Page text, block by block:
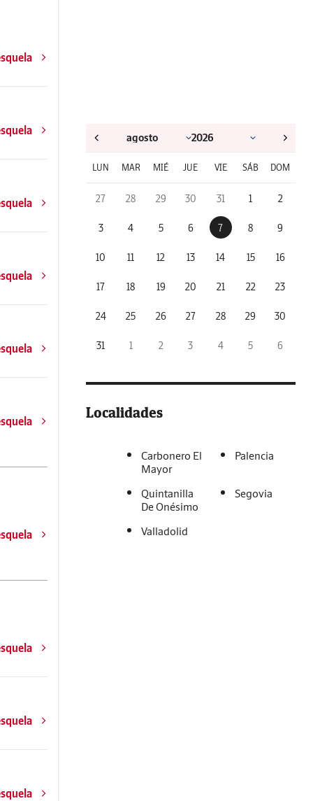
LUN MAR MIÉ JUE VIE SÁB DOM
27 28 29 30 31 1 2
3 4 5 6 7 8 9
10 11 12 13 14 15 16
17 18 19 20 21 22 23
24 25 26 27 28 29 30
31 1 2 3 4 5 6
Localidades
Carbonero El
Mayor
Palencia
Quintanilla
De Onésimo
Segovia
Valladolid